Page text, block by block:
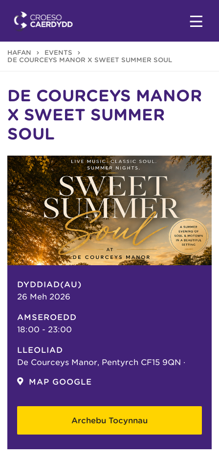
HAFAN
EVENTS
DE COURCEYS MANOR X SWEET SUMMER SOUL
DE COURCEYS MANOR
X SWEET SUMMER
SOUL
DYDDIAD(AU)
26 Meh 2026
AMSEROEDD
18:00 - 23:00
LLEOLIAD
De Courceys Manor, Pentyrch CF15 9QN ·
MAP GOOGLE
Archebu Tocynnau